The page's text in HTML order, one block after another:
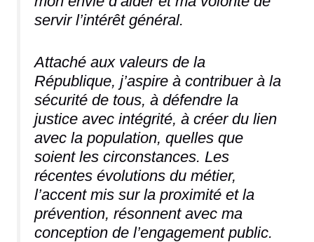
servir l’intérêt général.
Attaché aux valeurs de la
République, j’aspire à contribuer à la
sécurité de tous, à défendre la
justice avec intégrité, à créer du lien
avec la population, quelles que
soient les circonstances. Les
récentes évolutions du métier,
l’accent mis sur la proximité et la
prévention, résonnent avec ma
conception de l’engagement public.